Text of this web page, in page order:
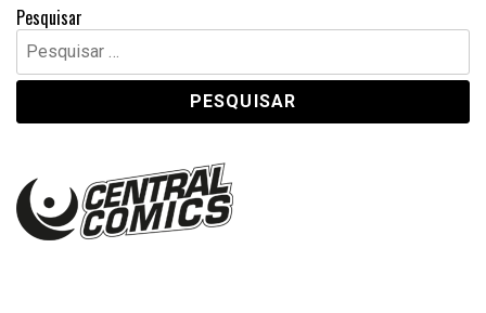
Pesquisar
Pesquisar
por: